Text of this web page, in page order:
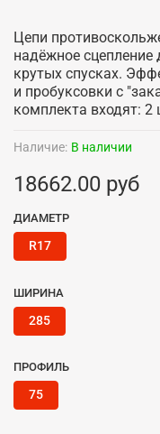
Наличие: В наличии
18662.00 руб
ДИАМЕТР
R17
ШИРИНА
285
ПРОФИЛЬ
75
Цепи
надёжное
крутых спусках.
и пробуксовки с
комплекта входят: 2